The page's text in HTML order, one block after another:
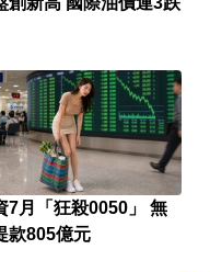
7月「狂殺0050」 無
款805億元